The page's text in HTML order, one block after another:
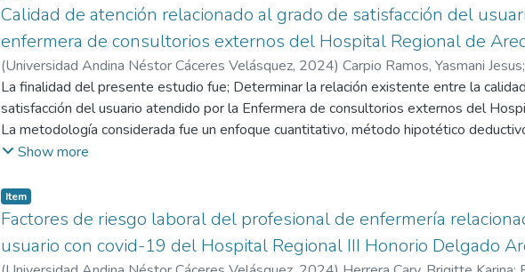
Calidad de atención relacionado al grado de satisfacción del
enfermera de consultorios externos del Hospital Regional de
(Universidad Andina Néstor Cáceres Velásquez, 2024) Carpio Ramos, Yasmani Jesus;
Universidad Andina Néstor Cáceres Velásquez
La finalidad del presente estudio fue; Determinar la relación existente entre la
satisfacción del usuario atendido por la Enfermera de consultorios externos del
La metodología considerada fue un enfoque cuantitativo, método hipotético
un diseño no experimental; se utilizó como instrumento el cuestionario para evaluar
2023. Los instrumentos utilizados fueron la técnica de encuesta e instrumentos de
evidenciaron que existe una correlación positiva muy fuerte al 97.3% de confianza
satisfacción del usuario atendido. Por lo tanto, en términos generales se concluyó
correlación Rho de Spearman, las dos variables de estudio se relacionan muy fuerte
Show more
Item
Factores de riesgo laboral del profesional de enfermería
usuario con covid-19 del Hospital Regional III Honorio Delgado